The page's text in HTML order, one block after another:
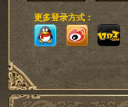
更多登录方式：